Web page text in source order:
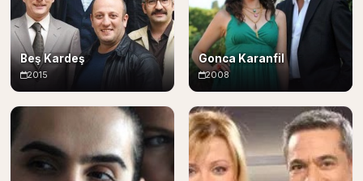
Beş Kardeş
2015
Gonca Karanfil
2008